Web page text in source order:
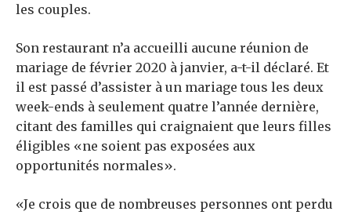
les couples.
Son restaurant n’a accueilli aucune réunion de
mariage de février 2020 à janvier, a-t-il déclaré. Et
il est passé d’assister à un mariage tous les deux
week-ends à seulement quatre l’année dernière,
citant des familles qui craignaient que leurs filles
éligibles «ne soient pas exposées aux
opportunités normales».
«Je crois que de nombreuses personnes ont perdu